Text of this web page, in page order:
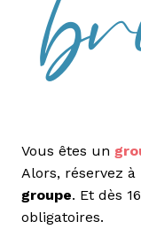
Vous êtes un
Alors, réservez
groupe. Et dès
obligatoires.